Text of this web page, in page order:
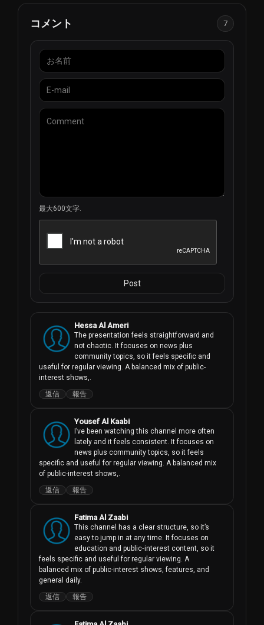
より身近で便利なものにした。
ライブストリーミングやオンラインでのテレビ視聴が当た
り前になった今日のデジタル時代において、Ajman TVは時
代の変化に対応してきた。視聴者がいつでもどこでも好き
な番組を楽しめるよう、同チャンネルはテクノロジーを取
Ajman TVはシームレスな視聴体験を提供し、視聴者は自分
の都合に合わせてさまざまなコンテンツにアクセスでき
る。ニュースの更新、文化的な番組、娯楽的なドラマな
ど、Ajman TVは視聴者が常に番組とつながり、夢中になれ
歴史と新しい技術への継続的な取り組みにより、Ajman TV
はメディア業界において傑出した存在であり続けていま
アジュマーンTVの歩みは1996年2月に始まり、以来、テレ
ビ放送の分野におけるパイオニアとなりました。テレビ番
組制作における豊富な経験と統合されたインフラにより、
Ajman TVは一貫して高品質のコンテンツを視聴者に提供し
てきた。衛星放送を採用し、デジタル時代に適応すること
で、Ajman TVは業界の最前線に立ち続けています。このチ
ャンネルが進化と革新を続けるにつれ、間違いなくテレビ
の世界に永続的な影響を残すだろう」。
コメント 7
最大600文字.
Post
Hessa Al Ameri
The presentation feels straightforward and
not chaotic. It focuses on news plus
community topics, so it feels specific and
useful for regular viewing. A balanced mix of public-
interest shows,.
返信
報告
Yousef Al Kaabi
I’ve been watching this channel more often
lately and it feels consistent. It focuses on
news plus community topics, so it feels
specific and useful for regular viewing. A balanced mix
of public-interest shows,.
返信
報告
Fatima Al Zaabi
This channel has a clear structure, so it’s
easy to jump in at any time. It focuses on
education and public‑interest content, so it
feels specific and useful for regular viewing. A
balanced mix of public-interest shows, features, and
general daily.
返信
報告